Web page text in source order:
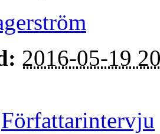
2016-05-19
Författarintervju